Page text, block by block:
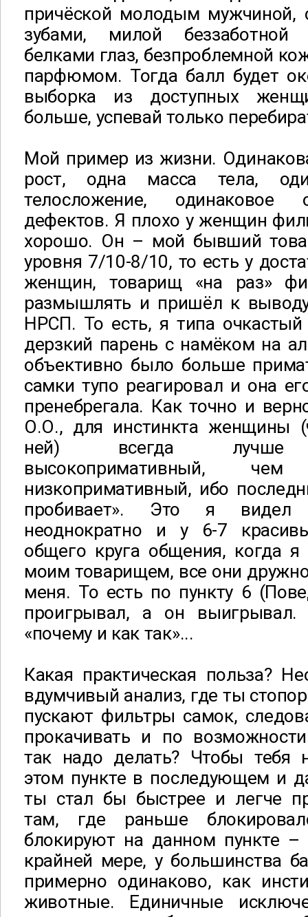
причёской молодым
зубами, милой
белками глаз, безпроблемной
парфюмом. Тогда балл будет
выборка из доступных
больше, успевай только
Мой пример из жизни.
рост, одна масса тела,
телосложение, одинаковое
дефектов. Я плохо у женщин
хорошо. Он – мой бывший
уровня 7/10-8/10, то есть у
женщин, товарищ «на раз»
размышлять и пришёл к
НРСП. То есть, я типа
дерзкий парень с намёком на
объективно было больше
самки тупо реагировал и она
пренебрегала. Как точно и
О.О., для инстинкта женщины
ней) всегда лучше
высокопримативный, чем
низкопримативный, ибо
пробивает». Это я видел
неоднократно и у 6-7
общего круга общения, когда
моим товарищем, все они
меня. То есть по пункту 6
проигрывал, а он
«почему и как так»...
Какая практическая польза?
вдумчивый анализ, где ты
пускают фильтры самок,
прокачивать и по
так надо делать? Чтобы тебя
этом пункте в последующем и
ты стал бы быстрее и легче
там, где раньше
блокируют на данном пункте –
крайней мере, у большинства
примерно одинаково, как
животные. Единичные